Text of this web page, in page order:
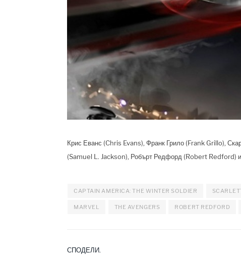
Крис Еванс (Chris Evans), Франк Грило (Frank Grillo),
(Samuel L. Jackson), Робърт Редфорд (Robert Redford)
CAPTAIN AMERICA: THE WINTER SOLDIER
MARVEL THE AVENGERS ROBERT REDFORD
СПОДЕЛИ.